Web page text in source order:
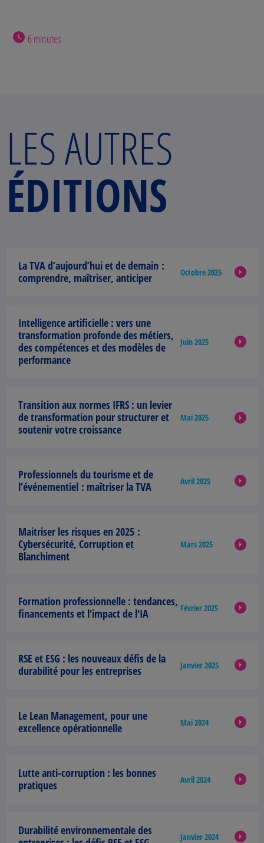
6 minutes
LES AUTRES
ÉDITIONS
La TVA d’aujourd’hui et de demain :
comprendre, maîtriser, anticiper
Octobre 2025
Intelligence artificielle : vers une
transformation profonde des métiers,
des compétences et des modèles de
performance
Juin 2025
Transition aux normes IFRS : un levier
de transformation pour structurer et
soutenir votre croissance
Mai 2025
Professionnels du tourisme et de
l’événementiel : maîtriser la TVA Avril 2025
Maitriser les risques en 2025 :
Cybersécurité, Corruption et
Blanchiment
Mars 2025
Formation professionnelle : tendances,
financements et l'impact de l'IA
Février 2025
RSE et ESG : les nouveaux défis de la
durabilité pour les entreprises
Janvier 2025
Le Lean Management, pour une
excellence opérationnelle
Mai 2024
Lutte anti-corruption: les bonnes
pratiques
Avril 2024
Durabilité environnementale des
Janvier 2024